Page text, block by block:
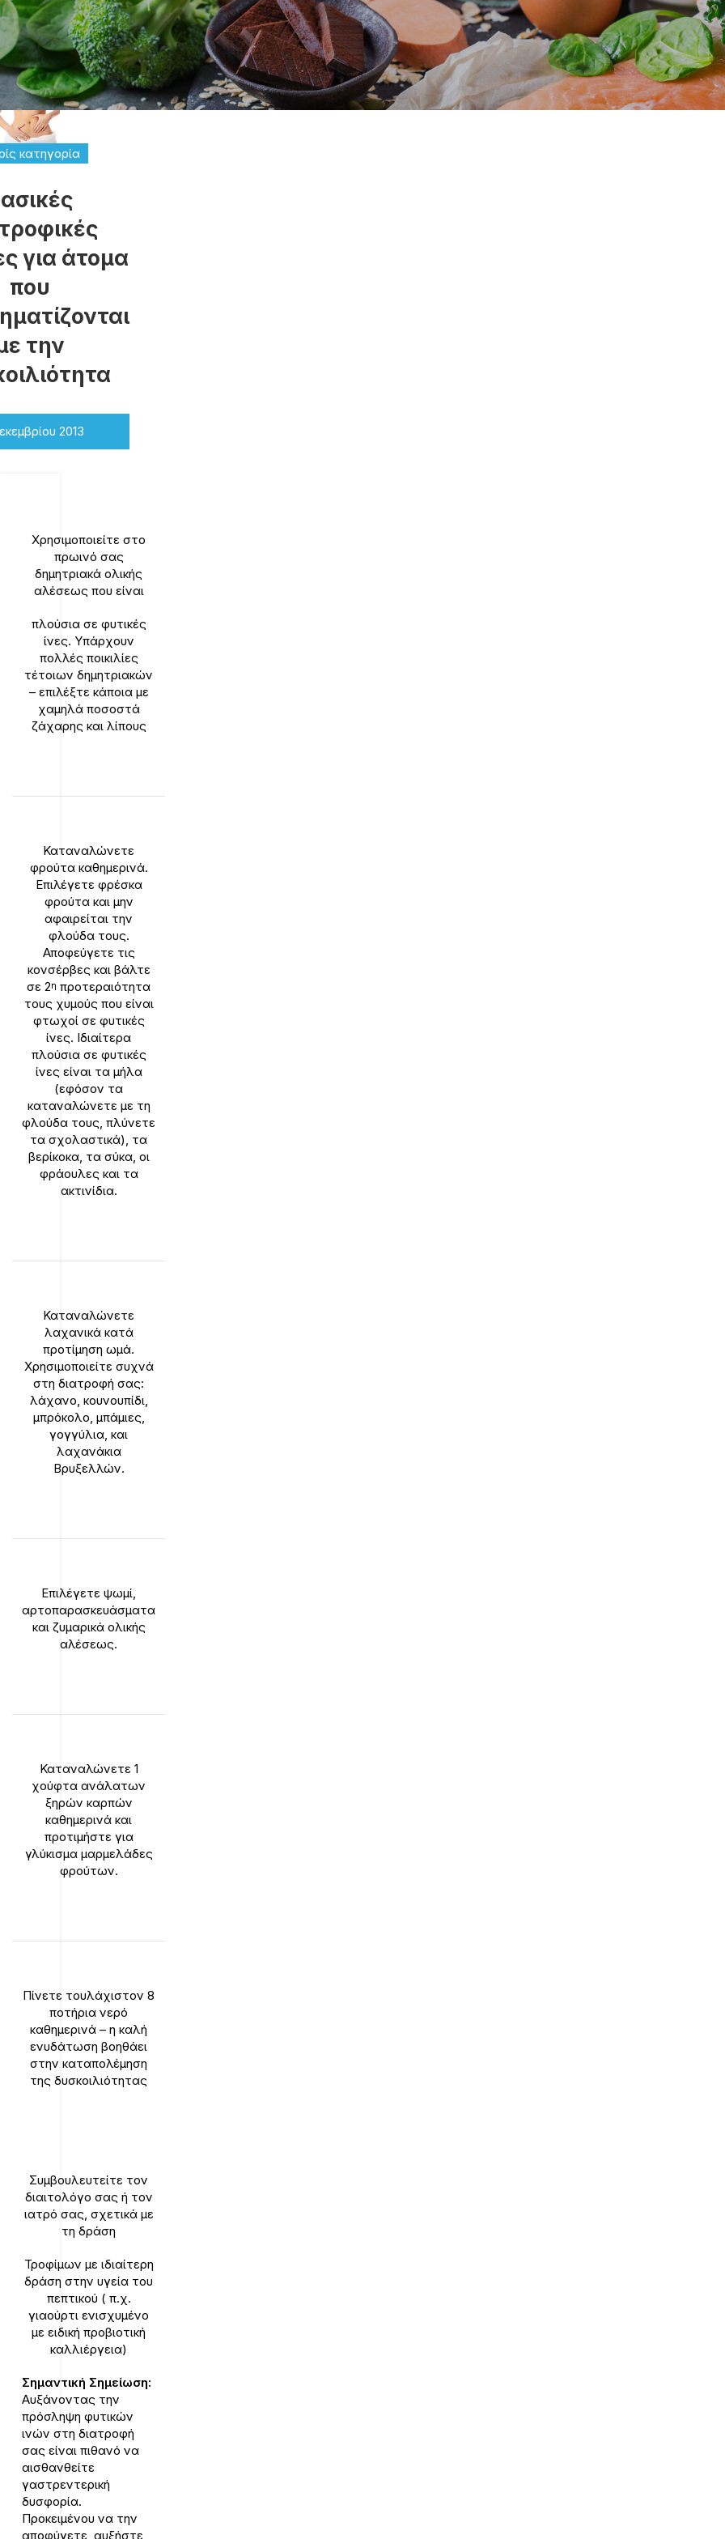
κατηγορία
για άτομα
που
την
2013
Χρησιμοποιείτε στο
πρωινό σας
δημητριακά ολικής
αλέσεως που είναι
πλούσια σε φυτικές
ίνες. Υπάρχουν
πολλές ποικιλίες
τέτοιων δημητριακών
– επιλέξτε κάποια με
χαμηλά ποσοστά
ζάχαρης και λίπους
Καταναλώνετε
φρούτα καθημερινά.
Επιλέγετε φρέσκα
φρούτα και μην
αφαιρείται την
φλούδα τους.
Αποφεύγετε τις
κονσέρβες και βάλτε
σε 2η προτεραιότητα
τους χυμούς που είναι
φτωχοί σε φυτικές
ίνες. Ιδιαίτερα
πλούσια σε φυτικές
ίνες είναι τα μήλα
(εφόσον τα
καταναλώνετε με τη
φλούδα τους, πλύνετε
τα σχολαστικά), τα
βερίκοκα, τα σύκα, οι
φράουλες και τα
ακτινίδια.
Καταναλώνετε
λαχανικά κατά
προτίμηση ωμά.
Χρησιμοποιείτε συχνά
στη διατροφή σας:
λάχανο, κουνουπίδι,
μπρόκολο, μπάμιες,
γογγύλια, και
λαχανάκια
Βρυξελλών.
Επιλέγετε ψωμί,
αρτοπαρασκευάσματα
και ζυμαρικά ολικής
αλέσεως.
Καταναλώνετε 1
χούφτα ανάλατων
ξηρών καρπών
καθημερινά και
προτιμήστε για
γλύκισμα μαρμελάδες
φρούτων.
Πίνετε τουλάχιστον 8
ποτήρια νερό
καθημερινά – η καλή
ενυδάτωση βοηθάει
στην καταπολέμηση
της δυσκοιλιότητας
Συμβουλευτείτε τον
διαιτολόγο σας ή τον
ιατρό σας, σχετικά με
τη δράση
Τροφίμων με ιδιαίτερη
δράση στην υγεία του
πεπτικού ( π.χ.
γιαούρτι ενισχυμένο
με ειδική προβιοτική
καλλιέργεια)
Σημαντική Σημείωση:
Αυξάνοντας την
πρόσληψη φυτικών
ινών στη διατροφή
σας είναι πιθανό να
αισθανθείτε
γαστρεντερική
δυσφορία.
Προκειμένου να την
αποφύγετε, αυξήστε